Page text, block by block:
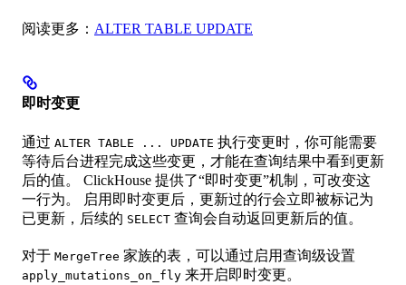
阅读更多： ALTER TABLE UPDATE
即时变更
通过 ALTER TABLE ... UPDATE 执行变更时，你可能需要
等待后台进程完成这些变更，才能在查询结果中看到更新
后的值。 ClickHouse 提供了“即时变更”机制，可改变这
一行为。 启用即时变更后，更新过的行会立即被标记为
已更新，后续的 SELECT 查询会自动返回更新后的值。
对于 MergeTree 家族的表，可以通过启用查询级设置
apply_mutations_on_fly 来开启即时变更。